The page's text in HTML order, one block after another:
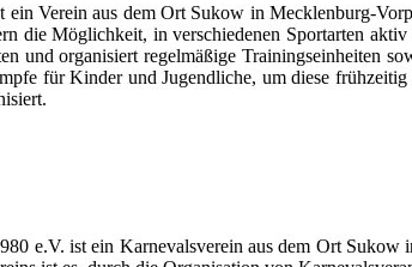
Verein aus dem Ort Sukow in Mecklenburg-
die Möglichkeit, in verschiedenen Sportarten
und organisiert regelmäßige Trainingseinheiten
für Kinder und Jugendliche, um diese
e.V. ist ein Karnevalsverein aus dem Ort